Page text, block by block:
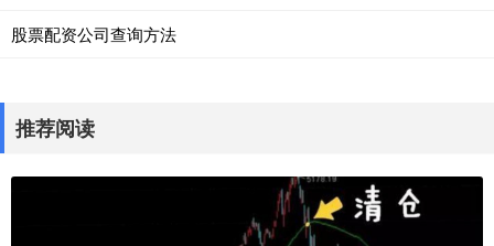
股票配资公司查询方法
推荐阅读